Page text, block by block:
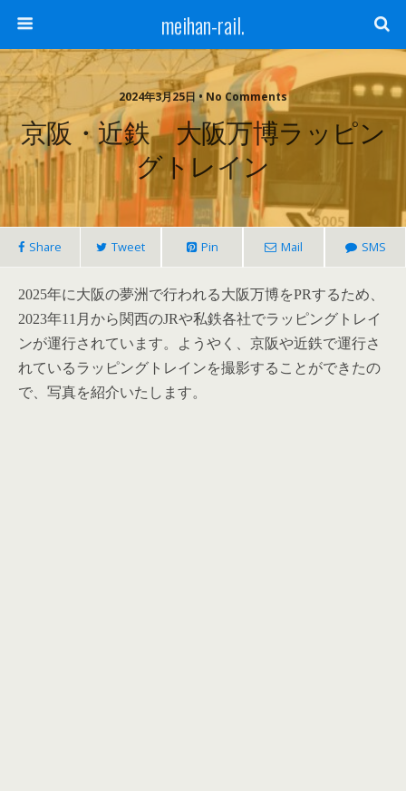
meihan-rail.
2024年3月25日 • No Comments
京阪・近鉄 大阪万博ラッピン
グトレイン
Share Tweet Pin Mail SMS
2025年に大阪の夢洲で行われる大阪万博をPRするため、
2023年11月から関西のJRや私鉄各社でラッピングトレイ
ンが運行されています。ようやく、京阪や近鉄で運行さ
れているラッピングトレインを撮影することができたの
で、写真を紹介いたします。